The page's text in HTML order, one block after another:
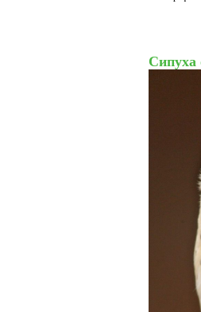
Сипуха